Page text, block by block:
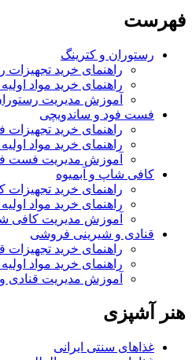
فهرست
رستوران و کترینگ
راهنمای خرید تجهیزات
راهنمای خرید مواد
آموزش مدیریت
فست فود و ساندویچی
راهنمای خرید
راهنمای خرید مواد
آموزش مدیریت فست
کافی شاپ و آبمیوه
راهنمای خرید
راهنمای خرید مواد
آموزش مدیریت کافی
قنادی و شیرینی فروشی
راهنمای خرید
راهنمای خرید مواد
آموزش مدیریت قنادی
هنر آشپزی
غذاهای سنتی ایرانی